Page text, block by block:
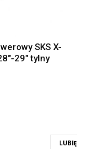
SKS X-
29″ tylny
LUBIĘ